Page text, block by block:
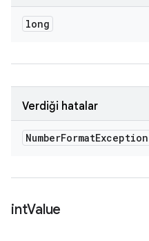
long
Verdiği hatalar
NumberFormatException
intValue